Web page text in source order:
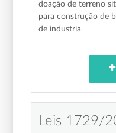
doação de terreno
para construção de
de industria
Leis 1729/